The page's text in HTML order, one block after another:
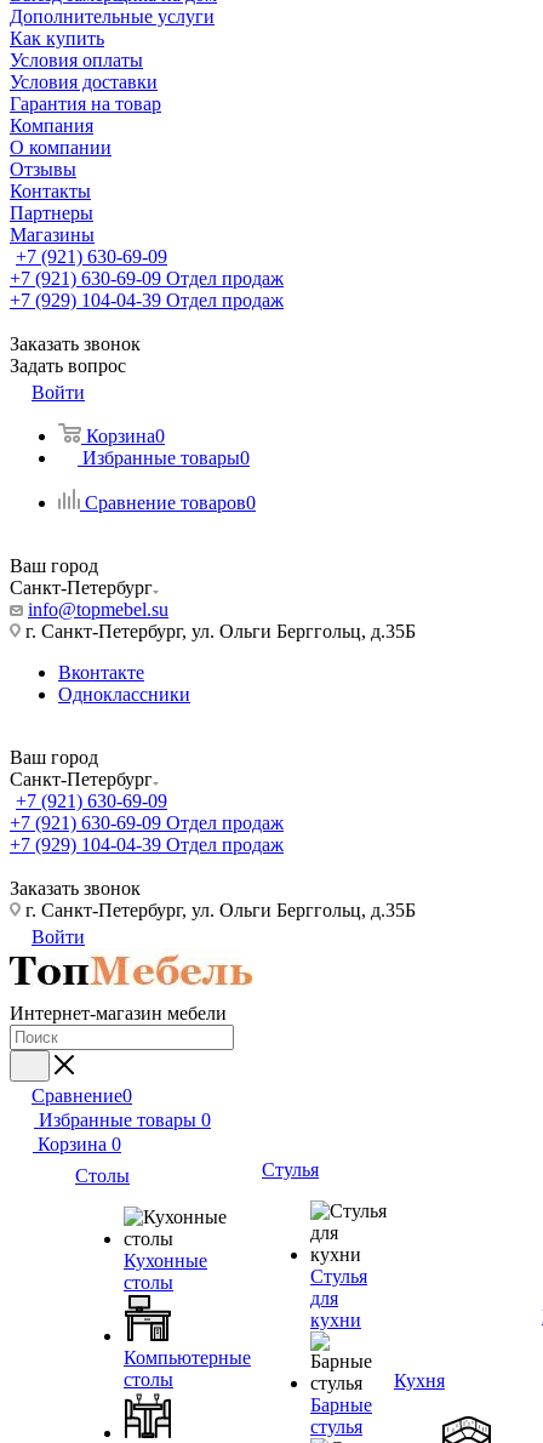
Дополнительные услуги
Как купить
Условия оплаты
Условия доставки
Гарантия на товар
Компания
О компании
Отзывы
Контакты
Партнеры
Магазины
+7 (921) 630-69-09
+7 (921) 630-69-09 Отдел продаж
+7 (929) 104-04-39 Отдел продаж
Заказать звонок
Задать вопрос
Войти
Корзина0
Избранные товары0
Сравнение товаров0
Ваш город
Санкт-Петербург
info@topmebel.su
г. Санкт-Петербург, ул. Ольги Берггольц, д.35Б
Вконтакте
Одноклассники
Ваш город
Санкт-Петербург
+7 (921) 630-69-09
+7 (921) 630-69-09 Отдел продаж
+7 (929) 104-04-39 Отдел продаж
Заказать звонок
г. Санкт-Петербург, ул. Ольги Берггольц, д.35Б
Войти
Интернет-магазин мебели
Сравнение0
Избранные товары 0
Корзина 0
Столы
Кухонные
столы
Компьютерные
столы
Стулья
Стулья
для
кухни
Барные
стулья
Кухня